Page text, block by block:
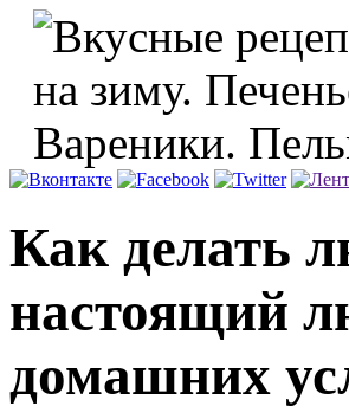
Как делать
настоящий
домашних